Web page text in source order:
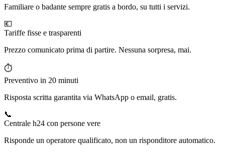
Familiare o badante sempre gratis a bordo, su tutti i servizi.
💶
Tariffe fisse e trasparenti
Prezzo comunicato prima di partire. Nessuna sorpresa, mai.
⏱️
Preventivo in 20 minuti
Risposta scritta garantita via WhatsApp o email, gratis.
📞
Centrale h24 con persone vere
Risponde un operatore qualificato, non un risponditore automatico.